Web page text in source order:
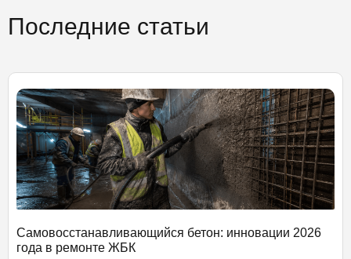
Последние статьи
Самовосстанавливающийся бетон: инновации 2026
года в ремонте ЖБК